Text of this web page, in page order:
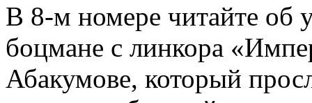
В 8-м номере читайте об
боцмане с линкора
Абакумове, который